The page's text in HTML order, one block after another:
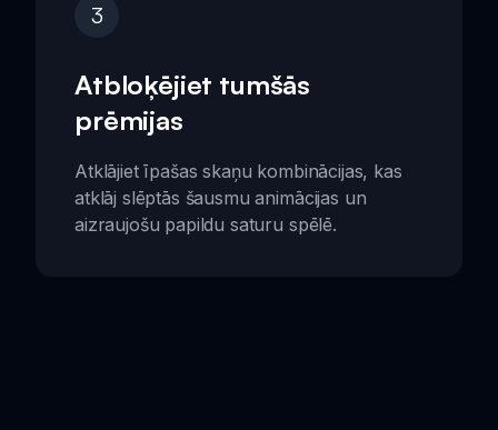
3
Atbloķējiet tumšās
prēmijas
Atklājiet īpašas skaņu kombinācijas, kas
atklāj slēptās šausmu animācijas un
aizraujošu papildu saturu spēlē.